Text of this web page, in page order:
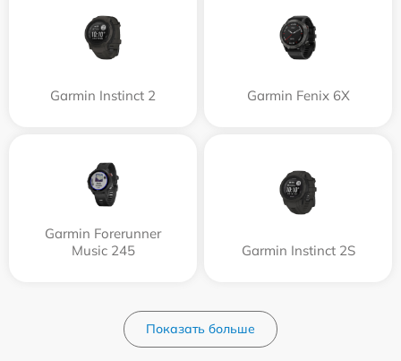
Garmin Instinct 2 Garmin Fenix 6X
Garmin Forerunner
Music 245
Garmin Instinct 2S
Показать больше